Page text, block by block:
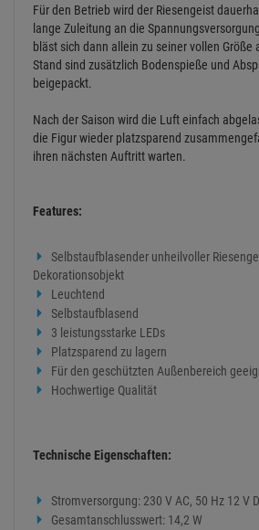
Für den Betrieb wird der Riesengeist
lange Zuleitung an die
bläst sich dann allein zu seiner vollen Größe
Stand sind zusätzlich Bodenspieße und
beigepackt.
Nach der Saison wird die Luft einfach
die Figur wieder platzsparend
ihren nächsten Auftritt warten.
Features:
Selbstaufblasender unheilvoller
Dekorationsobjekt
Leuchtend
Selbstaufblasend
3 leistungsstarke LEDs
Platzsparend zu lagern
Für den geschützten Außenbereich
Hochwertige Qualität
Technische Eigenschaften:
Stromversorgung: 230 V AC, 50 Hz 12 V
Gesamtanschlusswert: 14,2 W